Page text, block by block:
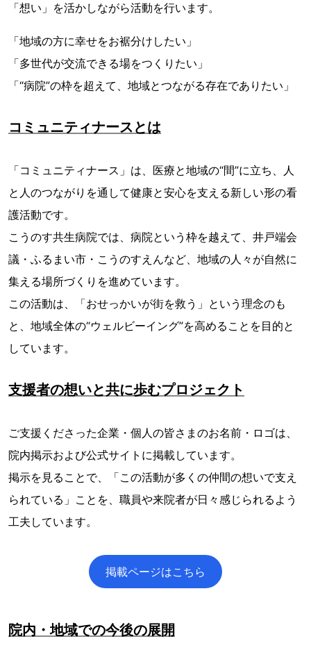
「想い」を活かしながら活動を行います。
「地域の方に幸せをお裾分けしたい」
「多世代が交流できる場をつくりたい」
「“病院”の枠を超えて、地域とつながる存在でありたい」
コミュニティナースとは
「コミュニティナース」は、医療と地域の“間”に立ち、人
と人のつながりを通して健康と安心を支える新しい形の看
護活動です。
こうのす共生病院では、病院という枠を越えて、井戸端会
議・ふるまい市・こうのすえんなど、地域の人々が自然に
集える場所づくりを進めています。
この活動は、「おせっかいが街を救う」という理念のも
と、地域全体の“ウェルビーイング”を高めることを目的と
しています。
支援者の想いと共に歩むプロジェクト
ご支援くださった企業・個人の皆さまのお名前・ロゴは、
院内掲示および公式サイトに掲載しています。
掲示を見ることで、「この活動が多くの仲間の想いで支え
られている」ことを、職員や来院者が日々感じられるよう
工夫しています。
掲載ページはこちら
院内・地域での今後の展開